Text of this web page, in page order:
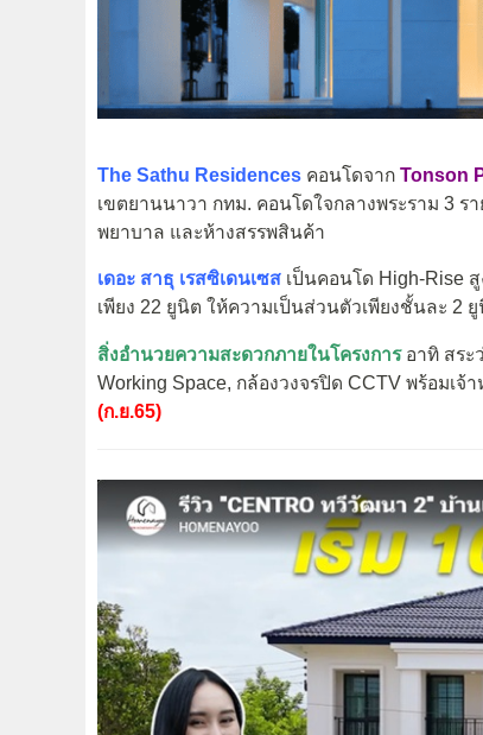
The Sathu Residences คอนโดจาก Tonson
เขตยานนาวา กทม. คอนโดใจกลางพระราม 3
พยาบาล และห้างสรรพสินค้า
เดอะ สาธุ เรสซิเดนเซส เป็นคอนโด High-Rise
เพียง 22 ยูนิต ให้ความเป็นส่วนตัวเพียงชั้นละ 2
สิ่งอำนวยความสะดวกภายในโครงการอาทิ สระ
Working Space, กล้องวงจรปิด CCTV พร้อมเ
(ก.ย.65)